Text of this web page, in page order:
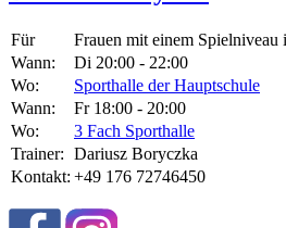
Für
Frauen mit einem
Wann:
Di 20:00 - 22:00
Wo:
Sporthalle der Hauptschule
Wann:
Fr 18:00 - 20:00
Wo:
3 Fach Sporthalle
Trainer: Dariusz Boryczka
Kontakt: +49 176 72746450